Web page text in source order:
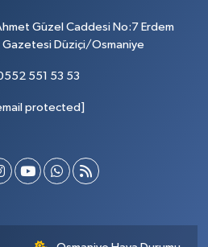
Güzel Caddesi No:7 Erdem
Gazetesi Düziçi/Osmaniye
551 53 53
protected]